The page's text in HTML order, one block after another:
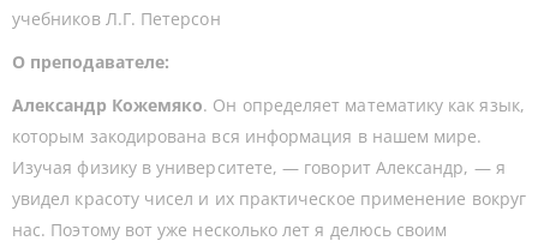
учебников Л.Г. Петерсон
О преподавателе:
Александр Кожемяко. Он определяет математику как язык,
которым закодирована вся информация в нашем мире.
Изучая физику в университете, — говорит Александр, — я
увидел красоту чисел и их практическое применение вокруг
нас. Поэтому вот уже несколько лет я делюсь своим